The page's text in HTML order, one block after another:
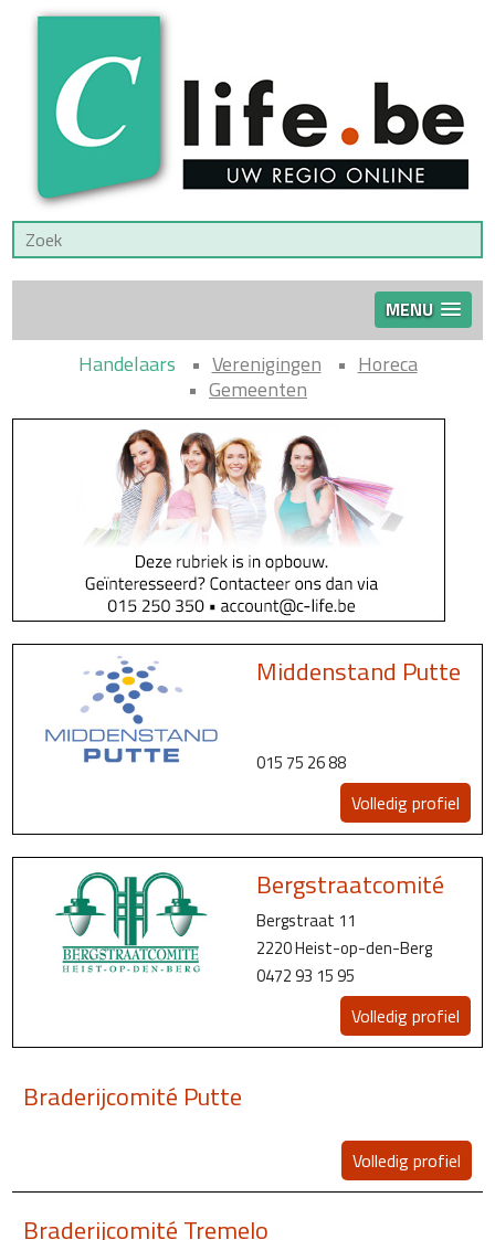
MENU
Handelaars Verenigingen
Horeca
Gemeenten
Middenstand Putte
015 75 26 88
Volledig profiel
Bergstraatcomité
Bergstraat 11
2220 Heist-op-den-Berg
0472 93 15 95
Volledig profiel
Braderijcomité Putte
Volledig profiel
Braderijcomité Tremelo